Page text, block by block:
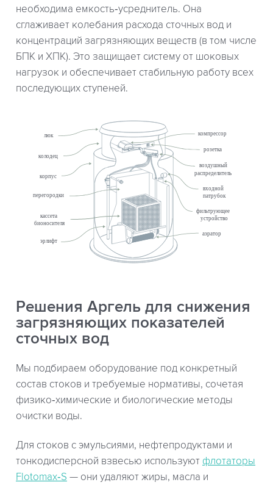
необходима емкость‑усреднитель. Она
сглаживает колебания расхода сточных вод и
концентраций загрязняющих веществ (в том числе
БПК и ХПК). Это защищает систему от шоковых
нагрузок и обеспечивает стабильную работу всех
последующих ступеней.
Решения Аргель для снижения
загрязняющих показателей
сточных вод
Мы подбираем оборудование под конкретный
состав стоков и требуемые нормативы, сочетая
физико‑химические и биологические методы
очистки воды.
Для стоков с эмульсиями, нефтепродуктами и
тонкодисперсной взвесью используют флотаторы
Flotomax‑S — они удаляют жиры, масла и